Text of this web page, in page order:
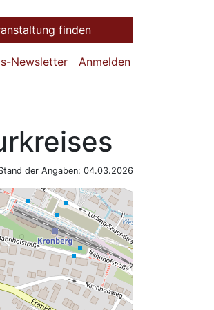
finden
Newsletter Anmelden
der Angaben: 04.03.2026